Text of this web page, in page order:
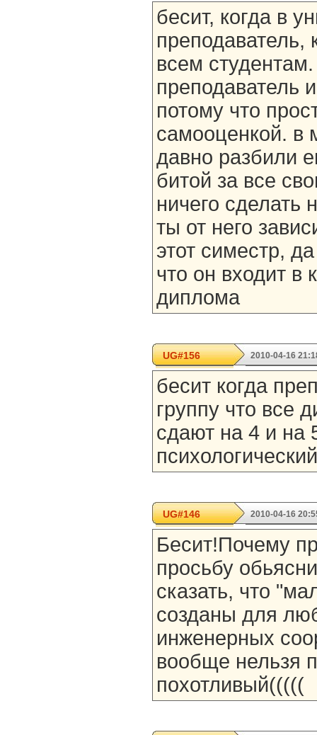
бесит, когда в
преподаватель,
всем
преподаватель
потому что
самооценкой. в
давно разбили
битой за все
ничего сделать
ты от него
этот симестр,
что он входит в
диплома
UG#156 2010-04-16
бесит когда
группу что все
сдают на 4 и на
UG#146 2010-04-16
Бесит!Почему
просьбу
сказать, что
созданы для
инженерных
вообще нельзя
похотливый(((((